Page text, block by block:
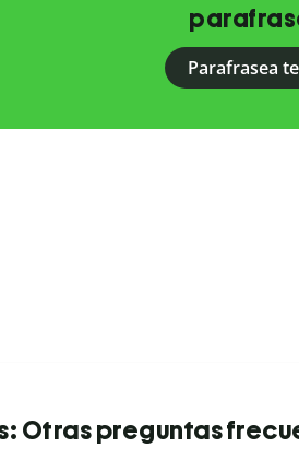
Parafrasea
Otras preguntas